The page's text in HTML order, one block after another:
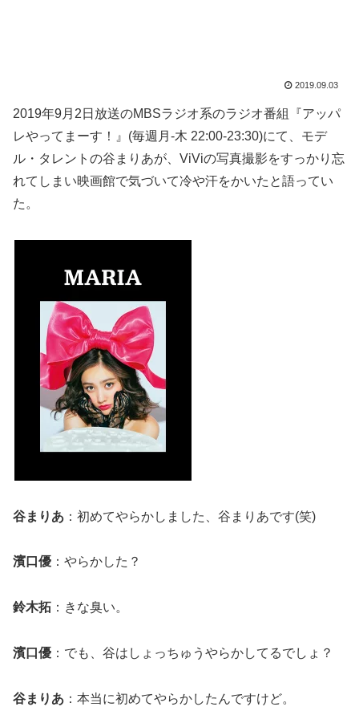
2019.09.03
2019年9月2日放送のMBSラジオ系のラジオ番組『アッパ
レやってまーす！』(毎週月-木 22:00-23:30)にて、モデ
ル・タレントの谷まりあが、ViViの写真撮影をすっかり忘
れてしまい映画館で気づいて冷や汗をかいたと語ってい
た。
谷まりあ ：初めてやらかしました、谷まりあです(笑)
濱口優 ：やらかした？
鈴木拓 ：きな臭い。
濱口優 ：でも、谷はしょっちゅうやらかしてるでしょ？
谷まりあ ：本当に初めてやらかしたんですけど。